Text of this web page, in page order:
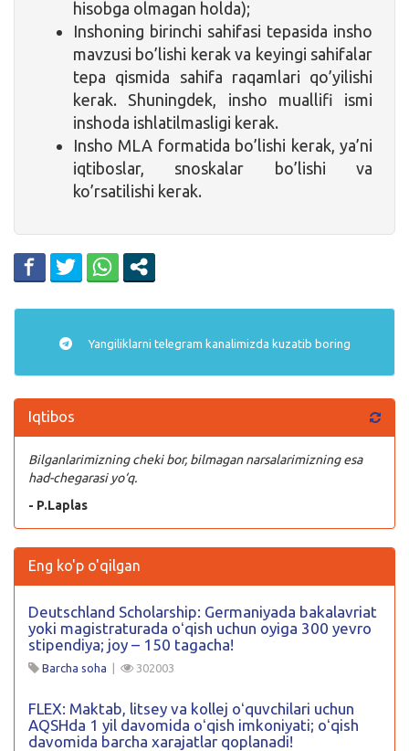
hisobga olmagan holda);
Inshoning birinchi sahifasi tepasida insho
mavzusi bo’lishi kerak va keyingi sahifalar
tepa qismida sahifa raqamlari qo’yilishi
kerak. Shuningdek, insho muallifi ismi
inshoda ishlatilmasligi kerak.
Insho MLA formatida bo’lishi kerak, ya’ni
iqtiboslar, snoskalar bo’lishi va
ko’rsatilishi kerak.
Yangiliklarni telegram kanalimizda kuzatib boring
Iqtibos
Bilganlarimizning cheki bor, bilmagan narsalarimizning esa
had-chegarasi yo‘q.
- P.Laplas
Eng ko'p o'qilgan
Deutschland Scholarship: Germaniyada bakalavriat
yoki magistraturada oʻqish uchun oyiga 300 yevro
stipendiya; joy – 150 tagacha!
Barcha soha | 302003
FLEX: Maktab, litsey va kollej oʻquvchilari uchun
AQSHda 1 yil davomida oʻqish imkoniyati; oʻqish
davomida barcha xarajatlar qoplanadi!